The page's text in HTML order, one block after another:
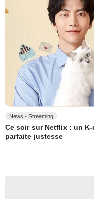
News - Streaming
Ce soir sur Netflix : un
parfaite justesse